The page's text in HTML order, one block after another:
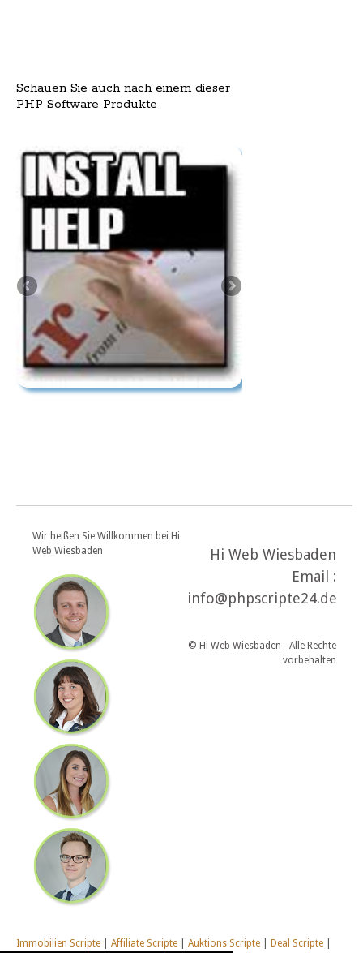
Schauen Sie auch nach einem dieser
PHP Software Produkte
Wir heißen Sie Willkommen bei Hi
Web Wiesbaden
Hi Web Wiesbaden
Email :
info@phpscripte24.de
© Hi Web Wiesbaden - Alle Rechte
vorbehalten
Immobilien Scripte Affiliate Scripte Auktions Scripte Deal Scripte